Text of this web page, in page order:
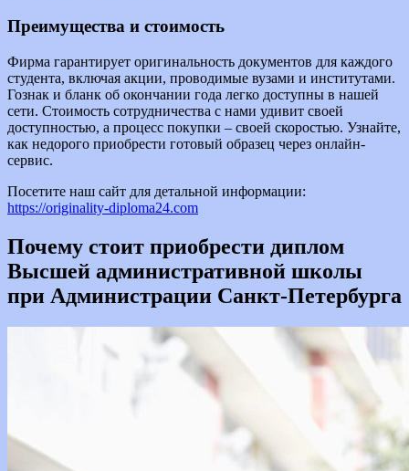
Преимущества и стоимость
Фирма гарантирует оригинальность документов для каждого
студента, включая акции, проводимые вузами и институтами.
Гознак и бланк об окончании года легко доступны в нашей
сети. Стоимость сотрудничества с нами удивит своей
доступностью, а процесс покупки – своей скоростью. Узнайте,
как недорого приобрести готовый образец через онлайн-
сервис.
Посетите наш сайт для детальной информации:
https://originality-diploma24.com
Почему стоит приобрести диплом
Высшей административной школы
при Администрации Санкт-Петербурга